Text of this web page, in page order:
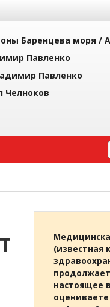
Баренцева моря /
Павленко
Павленко
Челноков
(известная
настоящее